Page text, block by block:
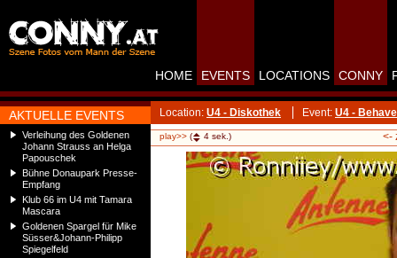
AKTUELLE EVENTS
Verleihung des Goldenen
Johann Strauss an Helga
Papouschek
Bühne Donaupark Presse-
Empfang
Klub 66 im U4 mit Tamara
Mascara
Goldenen Spargel für Mike
Süsser&Johann-Philipp
Spiegelfeld
HOME EVENTS LOCATIONS CONNY
Location: U4 - Diskothek Event: U4 -
play>> ( 4 sek.) <-